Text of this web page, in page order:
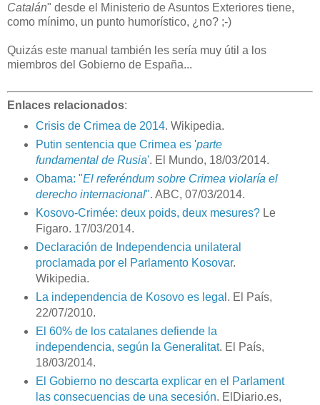
Catalán" desde el Ministerio de Asuntos Exteriores tiene,
como mínimo, un punto humorístico, ¿no? ;-)
Quizás este manual también les sería muy útil a los
miembros del Gobierno de España...
Enlaces relacionados:
Crisis de Crimea de 2014. Wikipedia.
Putin sentencia que Crimea es 'parte
fundamental de Rusia'. El Mundo, 18/03/2014.
Obama: "El referéndum sobre Crimea violaría el
derecho internacional". ABC, 07/03/2014.
Kosovo-Crimée: deux poids, deux mesures?Le
Figaro. 17/03/2014.
Declaración de Independencia unilateral
proclamada por el Parlamento Kosovar.
Wikipedia.
La independencia de Kosovo es legal . El País,
22/07/2010.
El 60% de los catalanes defiende la
independencia, según la Generalitat. El País,
18/03/2014.
El Gobierno no descarta explicar en el Parlament
las consecuencias de una secesión. ElDiario.es,